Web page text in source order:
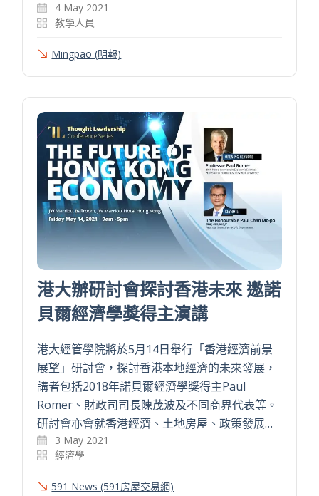
4 May 2021
教學人員
Mingpao (明報)
港大辦研討會探討香港未來 邀諾
貝爾經濟學獎得主演講
港大經管學院將於5月14日舉行「香港經濟前景
展望」研討會，探討香港本地經濟的未來發展，
講者包括2018年諾貝爾經濟學獎得主Paul
Romer、財政司司長陳茂波及不同商界代表等。
研討會亦會就香港經濟、土地房屋、政策發展…
3 May 2021
經濟學
591 News (591房屋交易網)